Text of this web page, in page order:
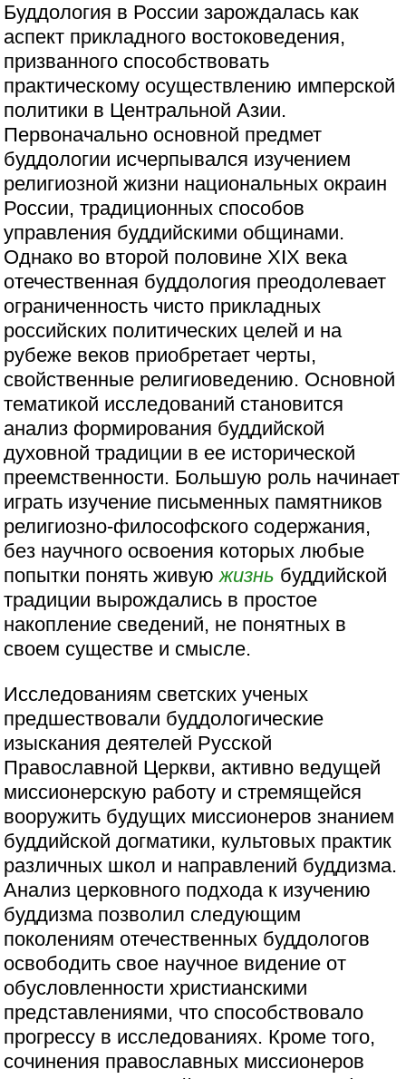
Буддология в России зарождалась как
аспект прикладного востоковедения,
призванного способствовать
практическому осуществлению имперской
политики в Центральной Азии.
Первоначально основной предмет
буддологии исчерпывался изучением
религиозной жизни национальных окраин
России, традиционных способов
управления буддийскими общинами.
Однако во второй половине XIX века
отечественная буддология преодолевает
ограниченность чисто прикладных
российских политических целей и на
рубеже веков приобретает черты,
свойственные религиоведению. Основной
тематикой исследований становится
анализ формирования буддийской
духовной традиции в ее исторической
преемственности. Большую роль начинает
играть изучение письменных памятников
религиозно-философского содержания,
без научного освоения которых любые
попытки понять живуюжизнь буддийской
традиции вырождались в простое
накопление сведений, не понятных в
своем существе и смысле.
Исследованиям светских ученых
предшествовали буддологические
изыскания деятелей Русской
Православной Церкви, активно ведущей
миссионерскую работу и стремящейся
вооружить будущих миссионеров знанием
буддийской догматики, культовых практик
различных школ и направлений буддизма.
Анализ церковного подхода к изучению
буддизма позволил следующим
поколениям отечественных буддологов
освободить свое научное видение от
обусловленности христианскими
представлениями, что способствовало
прогрессу в исследованиях. Кроме того,
сочинения православных миссионеров